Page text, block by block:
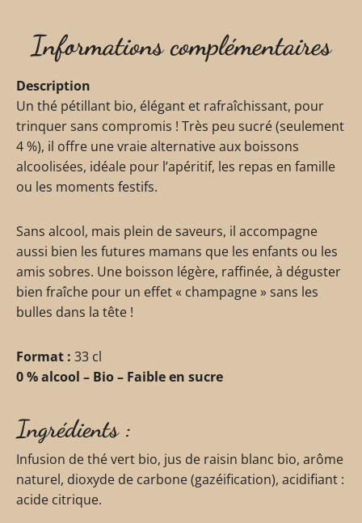
Informations complémentaires
Description
Un thé pétillant bio, élégant et rafraîchissant, pour
trinquer sans compromis ! Très peu sucré (seulement
4 %), il offre une vraie alternative aux boissons
alcoolisées, idéale pour l’apéritif, les repas en famille
ou les moments festifs.
Sans alcool, mais plein de saveurs, il accompagne
aussi bien les futures mamans que les enfants ou les
amis sobres. Une boisson légère, raffinée, à déguster
bien fraîche pour un effet « champagne » sans les
bulles dans la tête !
Format : 33 cl
0 % alcool – Bio – Faible en sucre
Ingrédients :
Infusion de thé vert bio, jus de raisin blanc bio, arôme
naturel, dioxyde de carbone (gazéification), acidifiant :
acide citrique.